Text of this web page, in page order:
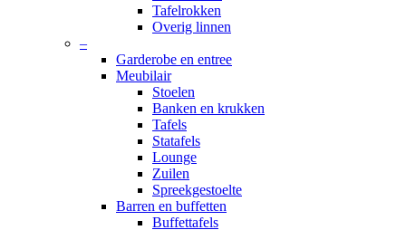
Tafelrokken
Overig linnen
–
Garderobe en entree
Meubilair
Stoelen
Banken en krukken
Tafels
Statafels
Lounge
Zuilen
Spreekgestoelte
Barren en buffetten
Buffettafels